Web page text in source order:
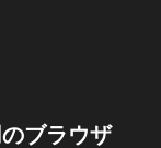
ブラウザ